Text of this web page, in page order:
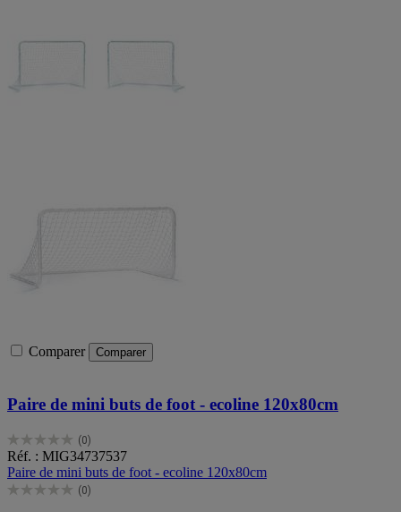
Comparer Comparer
Paire de mini buts de foot - ecoline 120x80cm
(0)
0.0
sur
5
étoiles.
Réf. : MIG34737537
Paire de mini buts de foot - ecoline 120x80cm
(0)
0.0